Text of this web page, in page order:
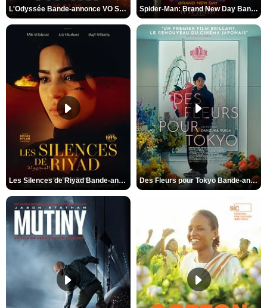
L'Odyssée Bande-annonce VO STFR Spider-Man: Brand New Day Bande-annonce VO STFR
Les Silences de Riyad Bande-annonce VO STFR Des Fleurs pour Tokyo Bande-annonce VO STFR